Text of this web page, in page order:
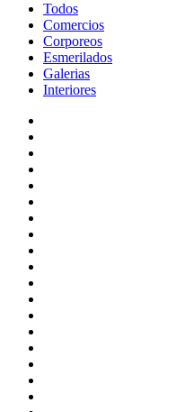
Todos
Comercios
Corporeos
Esmerilados
Galerias
Interiores